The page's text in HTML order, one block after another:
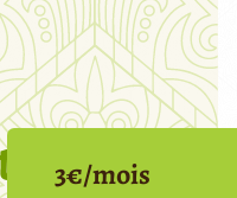
3€/mois